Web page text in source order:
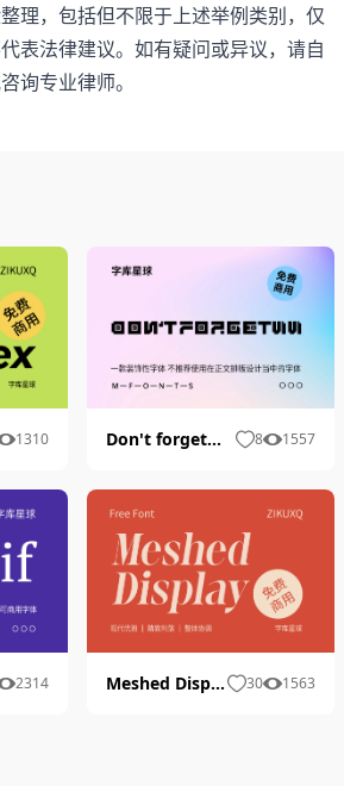
理，包括但不限于上述举例类别，仅
表法律建议。如有疑问或异议，请自
询专业律师。
1310 Don't forgetWW 8 1557
2314 Meshed Display 30 1563